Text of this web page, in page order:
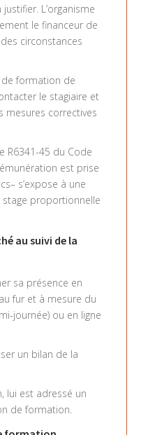
L’organisme
le financeur de
circonstances
de formation de
le stagiaire et
mesures correctives
R6341-45 du Code
est prise
s’expose à une
proportionnelle
au suivi de la
sa présence en
fur et à mesure du
journée) ou en ligne
un bilan de la
lui est adressé un
de formation.